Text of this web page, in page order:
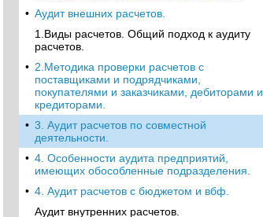
• Аудит внешних расчетов.
1.Виды расчетов. Общий подход к аудиту
расчетов.
• 2.Методика проверки расчетов с
поставщиками и подрядчиками,
покупателями и заказчиками, дебиторами и
кредиторами.
• 3. Аудит расчетов по совместной
деятельности.
• 4. Особенности аудита предприятий,
имеющих обособленные подразделения.
• 4. Аудит расчетов с бюджетом и вбф.
Аудит внутренних расчетов.